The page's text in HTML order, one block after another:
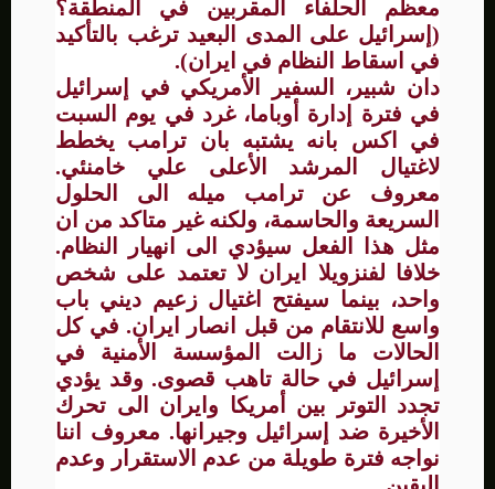
معظم الحلفاء المقربين في المنطقة؟
(إسرائيل على المدى البعيد ترغب بالتأكيد
في اسقاط النظام في ايران).
دان شبير، السفير الأمريكي في إسرائيل
في فترة إدارة أوباما، غرد في يوم السبت
في اكس بانه يشتبه بان ترامب يخطط
لاغتيال المرشد الأعلى علي خامنئي.
معروف عن ترامب ميله الى الحلول
السريعة والحاسمة، ولكنه غير متاكد من ان
مثل هذا الفعل سيؤدي الى انهيار النظام.
خلافا لفنزويلا ايران لا تعتمد على شخص
واحد، بينما سيفتح اغتيال زعيم ديني باب
واسع للانتقام من قبل انصار ايران. في كل
الحالات ما زالت المؤسسة الأمنية في
إسرائيل في حالة تاهب قصوى. وقد يؤدي
تجدد التوتر بين أمريكا وايران الى تحرك
الأخيرة ضد إسرائيل وجيرانها. معروف اننا
نواجه فترة طويلة من عدم الاستقرار وعدم